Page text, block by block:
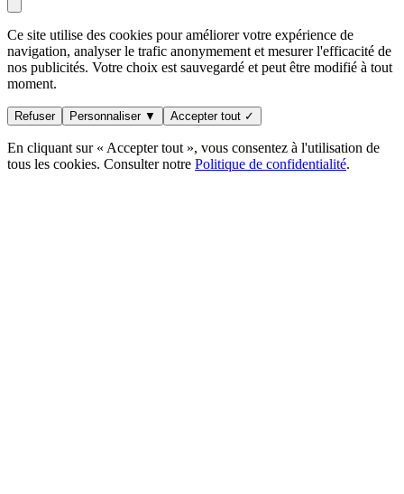
Ce site utilise des cookies pour améliorer votre expérience de
navigation, analyser le trafic anonymement et mesurer l'efficacité de
nos publicités. Votre choix est sauvegardé et peut être modifié à tout
moment.
Refuser Personnaliser ▼ Accepter tout ✓
En cliquant sur « Accepter tout », vous consentez à l'utilisation de
tous les cookies. Consulter notre Politique de confidentialité.